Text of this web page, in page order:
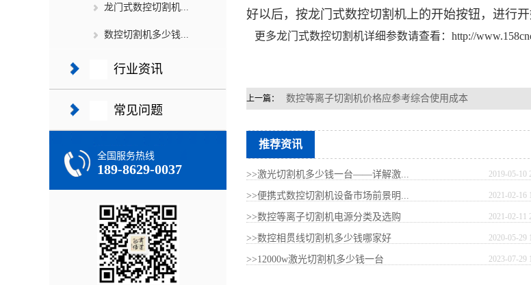
龙门式数控切割机...
数控切割机多少钱...
行业资讯
常见问题
全国服务热线
189-8629-0037
好以后，按龙门式数控切割机上的开始按钮，进行开
更多龙门式数控切割机详细参数请查看： http://
上一篇： 数控等离子切割机价格应参考综合使用成本
推荐资讯
>>激光切割机多少钱一台——详解激... 2019-05-10
>>便携式数控切割机设备市场前景明... 2021-02-16
>>数控等离子切割机电源分类及选购 2021-02-11
>>数控相贯线切割机多少钱哪家好 2020-05-29
>>12000w激光切割机多少钱一台 2023-07-29